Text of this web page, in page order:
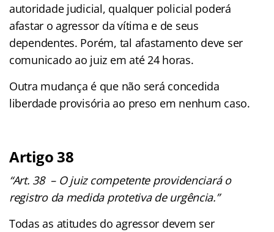
autoridade judicial, qualquer policial poderá
afastar o agressor da vítima e de seus
dependentes. Porém, tal afastamento deve ser
comunicado ao juiz em até 24 horas.
Outra mudança é que não será concedida
liberdade provisória ao preso em nenhum caso.
Artigo 38
“Art. 38 – O juiz competente providenciará o
registro da medida protetiva de urgência.”
Todas as atitudes do agressor devem ser